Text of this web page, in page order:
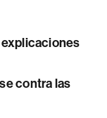
explicaciones
contra las